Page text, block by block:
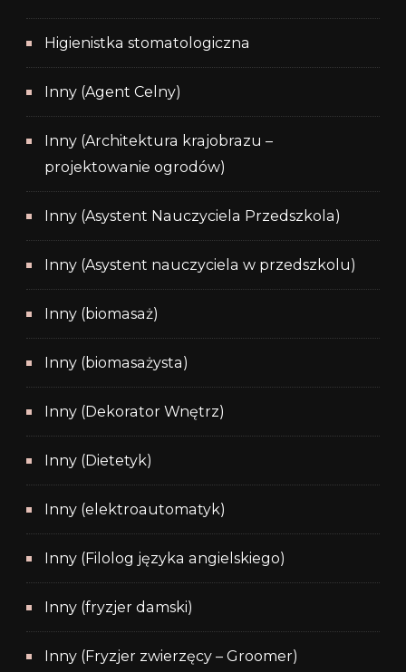
Higienistka stomatologiczna
Inny (Agent Celny)
Inny (Architektura krajobrazu –
projektowanie ogrodów)
Inny (Asystent Nauczyciela Przedszkola)
Inny (Asystent nauczyciela w przedszkolu)
Inny (biomasaż)
Inny (biomasażysta)
Inny (Dekorator Wnętrz)
Inny (Dietetyk)
Inny (elektroautomatyk)
Inny (Filolog języka angielskiego)
Inny (fryzjer damski)
Inny (Fryzjer zwierzęcy – Groomer)